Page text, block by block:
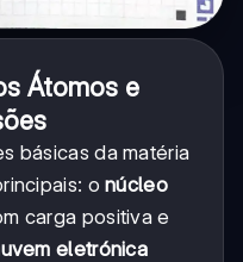
Átomos e
básicas da matéria
onúcleo
carga positiva e
eletrónica